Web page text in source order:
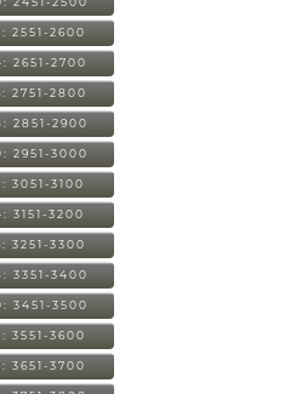
2551-2600
2651-2700
2751-2800
2851-2900
2951-3000
3051-3100
3151-3200
3251-3300
3351-3400
3451-3500
3551-3600
3651-3700